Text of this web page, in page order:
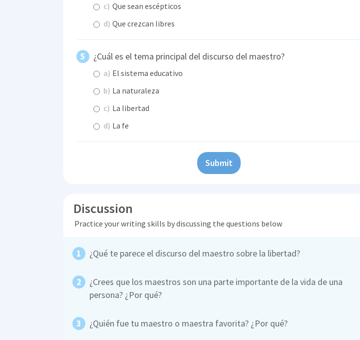
c) Que sean escépticos
d) Que crezcan libres
¿Cuál es el tema principal del discurso del maestro?
a) El sistema educativo
b) La naturaleza
c) La libertad
d) La fe
Submit
Discussion
Practice your writing skills by discussing the questions below
¿Qué te parece el discurso del maestro sobre la libertad?
¿Crees que los maestros son una parte importante de la vida de una
persona? ¿Por qué?
¿Quién fue tu maestro o maestra favorita? ¿Por qué?